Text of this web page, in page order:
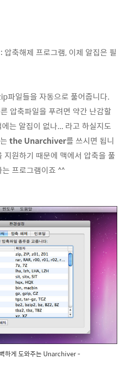
: 압축해제 프로그램, 이제 알집은 필
파일들을 자동으로 풀어줍니다.
압축파일을 푸려면 약간 난감할
는 알집이 없나... 라고 하실지도
the Unarchiver를 쓰시면 됩니
지원하기 때문에 맥에서 압축을 풀
프로그램이죠 ^^
하게 도와주는 Unarchiver -